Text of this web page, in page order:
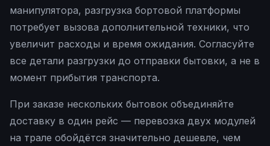
манипулятора, разгрузка бортовой платформы
потребует вызова дополнительной техники, что
увеличит расходы и время ожидания. Согласуйте
все детали разгрузки до отправки бытовки, а не в
момент прибытия транспорта.
При заказе нескольких бытовок объединяйте
доставку в один рейс — перевозка двух модулей
на трале обойдётся значительно дешевле, чем